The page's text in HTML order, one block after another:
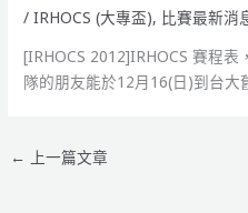
/IRHOCS (大專盃), 比賽最新消
[IRHOCS 2012]IRHOCS 賽程
隊的朋友能於12月16(日)到台大
← 上一篇文章